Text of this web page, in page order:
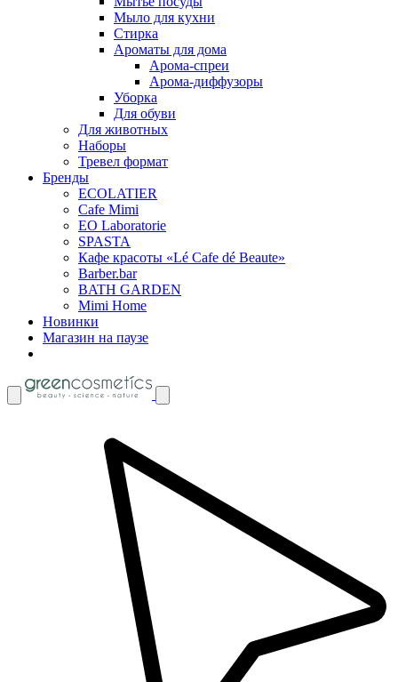
Мыло для кухни
Стирка
Ароматы для дома
Арома-спреи
Арома-диффузоры
Уборка
Для обуви
Для животных
Наборы
Тревел формат
Бренды
EСОLATIER
Cafe Mimi
EO Laboratorie
SPASTA
Кафе красоты «Lé Cafe dé Beaute»
Barber.bar
BATH GARDEN
Mimi Home
Новинки
Магазин на паузе